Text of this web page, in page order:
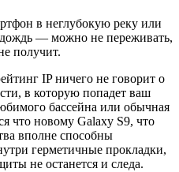
в неглубокую реку или
— можно не переживать,
получит.
IP ничего не говорит о
в которую попадет ваш
бассейна или обычная
что новому Galaxy S9, что
вполне способны
герметичные прокладки,
не останется и следа.